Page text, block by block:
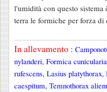
s
a
g
i
o
l'umidità con questo sistema
terra le formiche per forza di
In allevamento :
nylanderi, Formica
rufescens, Lasius
caespitum, Temnothorax